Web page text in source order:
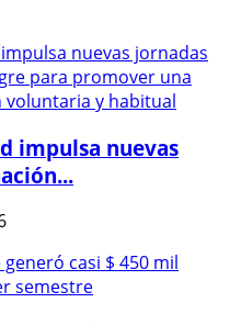
impulsa nuevas